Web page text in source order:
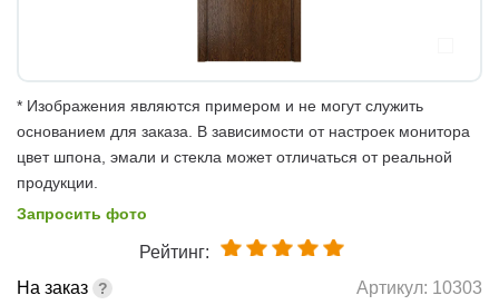
* Изображения являются примером и не могут служить
основанием для заказа. В зависимости от настроек монитора
цвет шпона, эмали и стекла может отличаться от реальной
продукции.
Запросить фото
Рейтинг:
На заказ
Артикул: 10303